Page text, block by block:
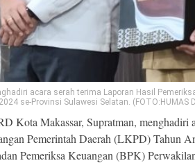
acara serah terima Laporan Hasil
se-Provinsi Sulawesi Selatan. (FOTO:HUMAS
Kota Makassar, Supratman, menghadiri
Pemerintah Daerah (LKPD) Tahun
Pemeriksa Keuangan (BPK)